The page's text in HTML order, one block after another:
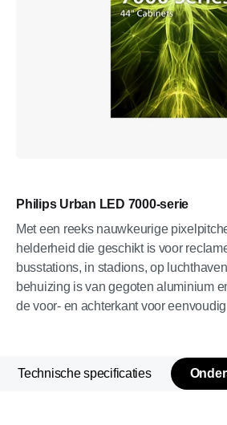
Philips Urban LED 7000-serie
Met een reeks nauwkeurige
helderheid die geschikt is voor
busstations, in stadions, op
behuizing is van gegoten aluminium
de voor- en achterkant voor
Technische specificaties